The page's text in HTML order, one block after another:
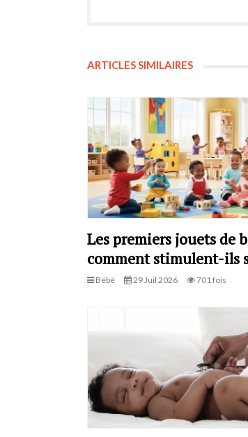
ARTICLES SIMILAIRES
Les premiers jouets de
comment stimulent-ils
Bébé 29 Juil 2026 701 fois